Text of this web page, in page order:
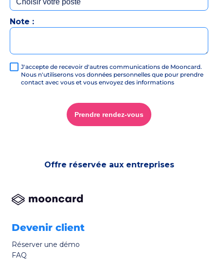
Note :
J'accepte de recevoir d'autres communications de Mooncard.
Nous n'utiliserons vos données personnelles que pour prendre
contact avec vous et vous envoyez des informations
désabonnement.*
Prendre rendez-vous
Offre réservée aux entreprises
Devenir client
Réserver une démo
FAQ